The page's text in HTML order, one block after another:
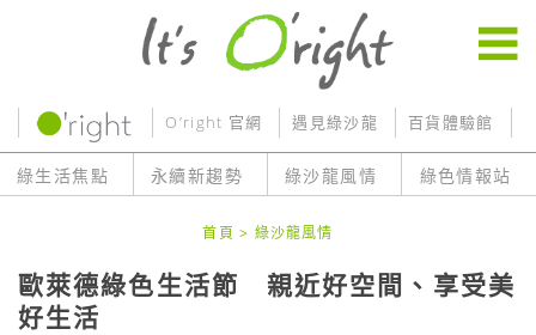
O’right 官網 遇見綠沙龍 百貨體驗館
綠生活焦點 永續新趨勢 綠沙龍風情 綠色情報站
首頁 > 綠沙龍風情
歐萊德綠色生活節 親近好空間、享受美
好生活